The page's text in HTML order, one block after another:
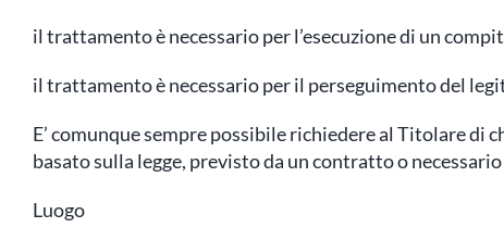
il trattamento è necessario per l’esecuzione di un
il trattamento è necessario per il perseguimento del
E’ comunque sempre possibile richiedere al Titolare
basato sulla legge, previsto da un contratto o
Luogo